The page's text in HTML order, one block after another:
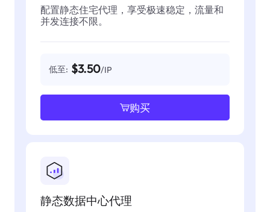
配置静态住宅代理，享受极速稳定，流量和
并发连接不限。
低至: $3.50/IP
购买
静态数据中心代理